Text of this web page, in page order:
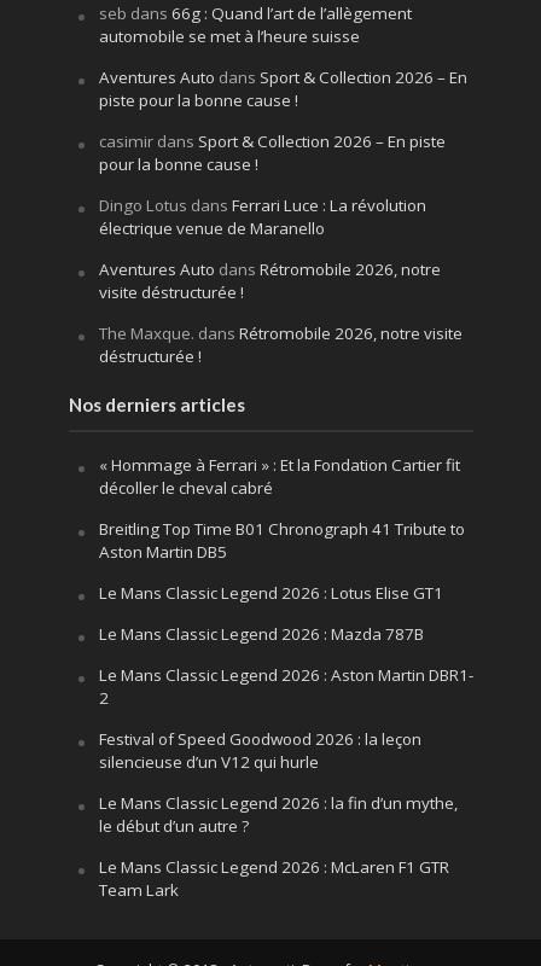
seb dans 66g : Quand l’art de l’allègement
automobile se met à l’heure suisse
Aventures Auto dans Sport & Collection 2026 – En
piste pour la bonne cause !
casimirdans Sport & Collection 2026 – En piste
pour la bonne cause !
Dingo Lotus dans Ferrari Luce : La révolution
électrique venue de Maranello
Aventures Auto dans Rétromobile 2026, notre
visite déstructurée !
The Maxque. dans Rétromobile 2026, notre visite
déstructurée !
Nos derniers articles
« Hommage à Ferrari » : Et la Fondation Cartier fit
décoller le cheval cabré
Breitling Top Time B01 Chronograph 41 Tribute to
Aston Martin DB5
Le Mans Classic Legend 2026 : Lotus Elise GT1
Le Mans Classic Legend 2026 : Mazda 787B
Le Mans Classic Legend 2026 : Aston Martin DBR1-
2
Festival of Speed Goodwood 2026 : la leçon
silencieuse d’un V12 qui hurle
Le Mans Classic Legend 2026 : la fin d’un mythe,
le début d’un autre ?
Le Mans Classic Legend 2026 : McLaren F1 GTR
Team Lark